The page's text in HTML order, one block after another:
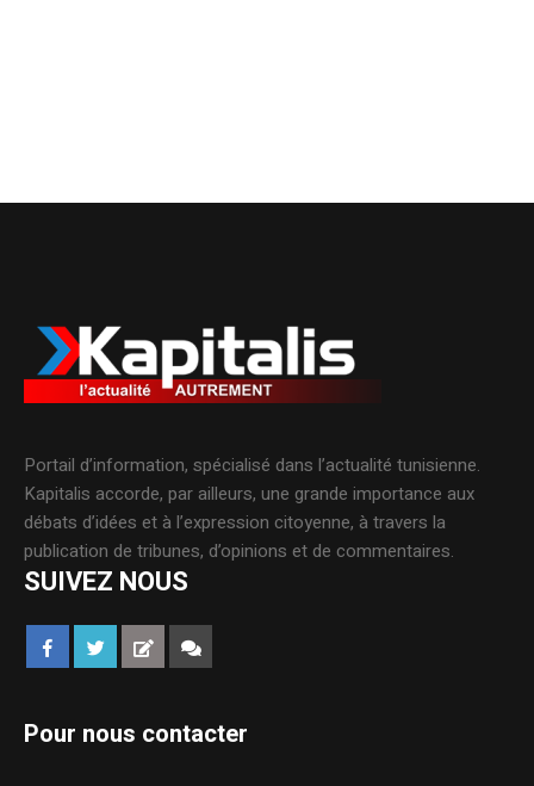
Portail d’information, spécialisé dans l’actualité tunisienne.
Kapitalis accorde, par ailleurs, une grande importance aux
débats d’idées et à l’expression citoyenne, à travers la
publication de tribunes, d’opinions et de commentaires.
SUIVEZ NOUS
Pour nous contacter